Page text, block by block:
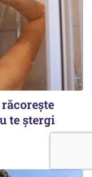
te ștergi